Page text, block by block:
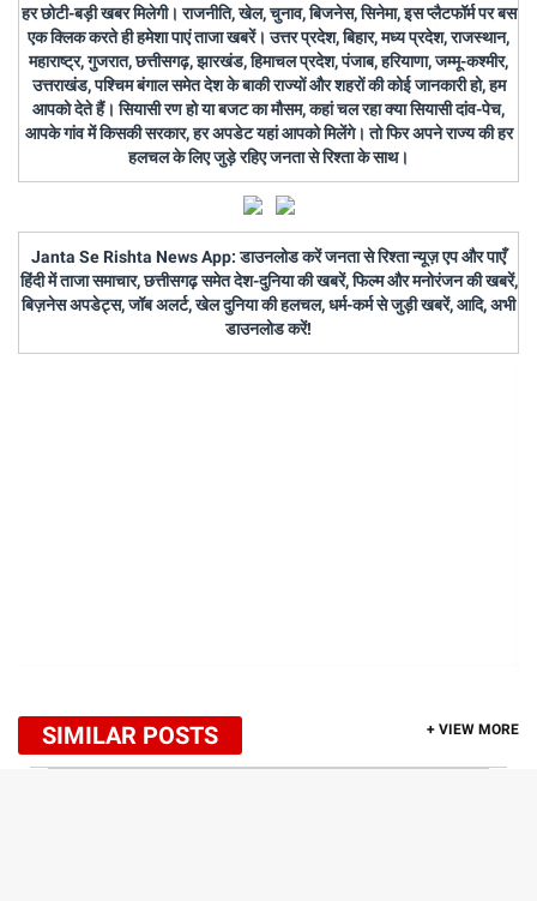
हर छोटी-बड़ी खबर मिलेगी। राजनीति, खेल, चुनाव, बिजनेस, सिनेमा, इस प्लैटफॉर्म पर बस
एक क्लिक करते ही हमेशा पाएं ताजा खबरें। उत्तर प्रदेश, बिहार, मध्य प्रदेश, राजस्थान,
महाराष्ट्र, गुजरात, छत्तीसगढ़, झारखंड, हिमाचल प्रदेश, पंजाब, हरियाणा, जम्मू-कश्मीर,
उत्तराखंड, पश्चिम बंगाल समेत देश के बाकी राज्यों और शहरों की कोई जानकारी हो, हम
आपको देते हैं। सियासी रण हो या बजट का मौसम, कहां चल रहा क्या सियासी दांव-पेच,
आपके गांव में किसकी सरकार, हर अपडेट यहां आपको मिलेंगे। तो फिर अपने राज्य की हर
हलचल के लिए जुड़े रहिए जनता से रिश्ता के साथ।
Janta Se Rishta News App: डाउनलोड करें जनता से रिश्ता न्यूज़ एप और पाएँ
हिंदी में ताजा समाचार, छत्तीसगढ़ समेत देश-दुनिया की खबरें, फिल्म और मनोरंजन की खबरें,
बिज़नेस अपडेट्स, जॉब अलर्ट, खेल दुनिया की हलचल, धर्म-कर्म से जुड़ी खबरें, आदि, अभी
डाउनलोड करें!
SIMILAR POSTS + VIEW MORE